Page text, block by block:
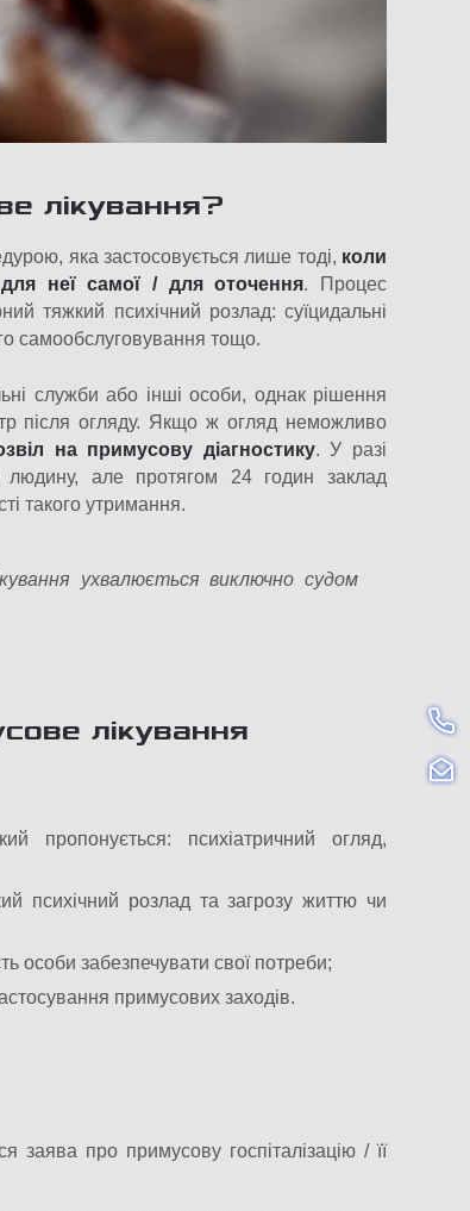
лікування?
яка застосовується лише тоді, коли
неї самої / для оточення. Процес
тяжкий психічний розлад: суїцидальні
самообслуговування тощо.
служби або інші особи, однак рішення
після огляду. Якщо ж огляд неможливо
на примусову діагностику. У разі
людину, але протягом 24 годин заклад
такого утримання.
ухвалюється виключно судом
лікування
пропонується: психіатричний огляд,
психічний розлад та загрозу життю чи
особи забезпечувати свої потреби;
примусових заходів.
заява про примусову госпіталізацію / її